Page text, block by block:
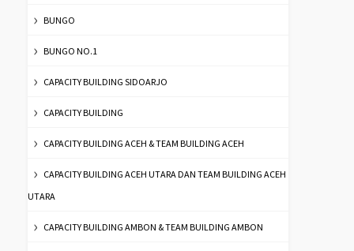
BUNGO
BUNGO NO.1
CAPACITY BUILDING SIDOARJO
CAPACITY BUILDING
CAPACITY BUILDING ACEH & TEAM BUILDING ACEH
CAPACITY BUILDING ACEH UTARA DAN TEAM BUILDING ACEH
UTARA
CAPACITY BUILDING AMBON & TEAM BUILDING AMBON